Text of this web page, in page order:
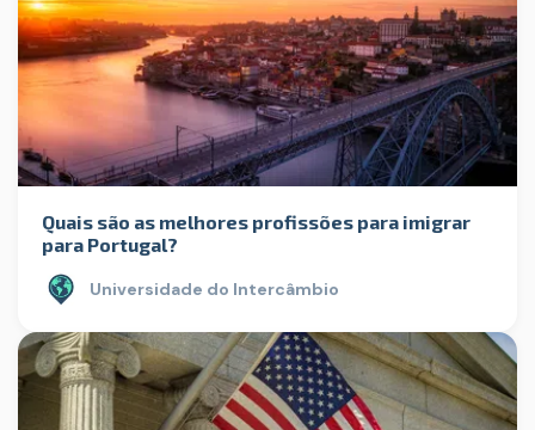
Quais são as melhores profissões para imigrar
para Portugal?
Universidade do Intercâmbio